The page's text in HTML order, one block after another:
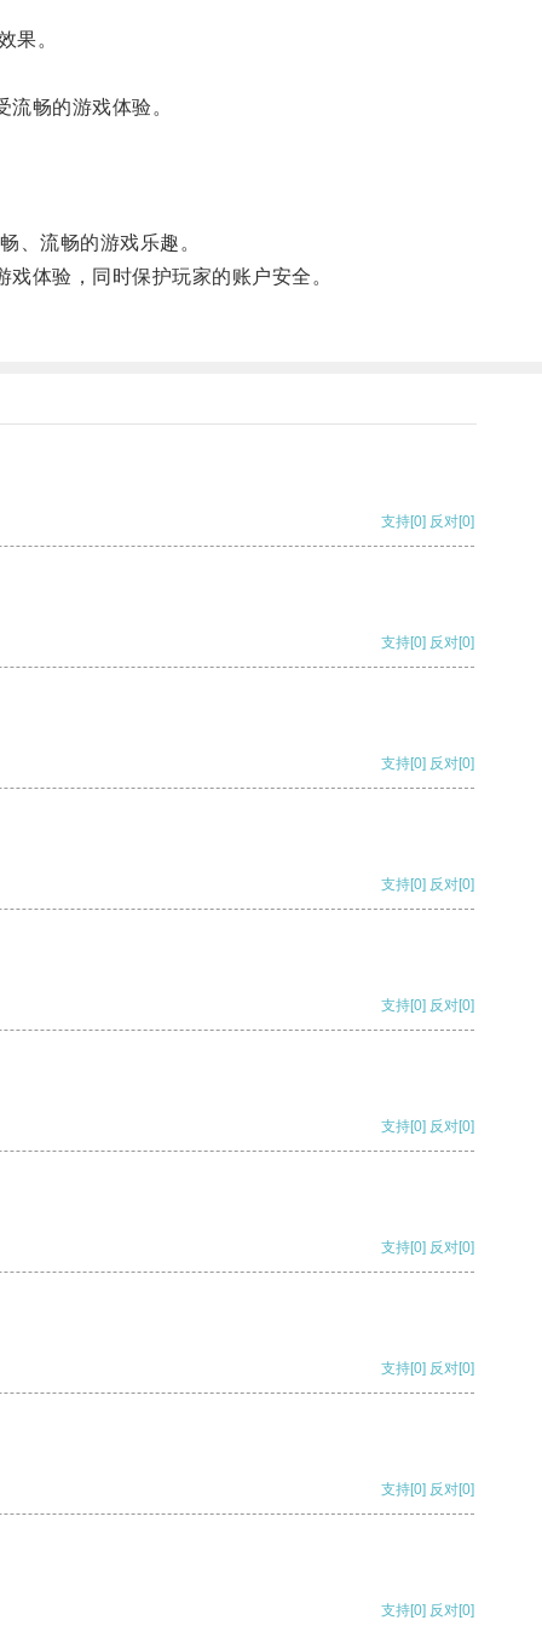
果。
畅的游戏体验。
流畅的游戏乐趣。
体验，同时保护玩家的账户安全。
支持[0] 反对[0]
支持[0] 反对[0]
支持[0] 反对[0]
支持[0] 反对[0]
支持[0] 反对[0]
支持[0] 反对[0]
支持[0] 反对[0]
支持[0] 反对[0]
支持[0] 反对[0]
支持[0] 反对[0]